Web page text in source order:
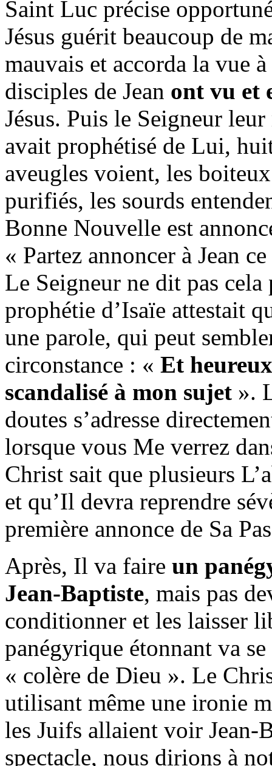
Saint Luc précise
Jésus guérit beaucoup de
mauvais et accorda la vue
disciples de Jean ont vu et
Jésus. Puis le Seigneur
avait prophétisé de Lui,
aveugles voient, les
purifiés, les sourds
Bonne Nouvelle est
« Partez annoncer à Jean
Le Seigneur ne dit pas
prophétie d’Isaïe attestait
une parole, qui peut
circonstance : « Et
scandalisé à mon sujet ».
doutes s’adresse
lorsque vous Me verrez
Christ sait que plusieurs
et qu’Il devra reprendre
première annonce de Sa
Après, Il va faire un
Jean-Baptiste, mais pas
conditionner et les laisser
panégyrique étonnant va
« colère de Dieu ». Le
utilisant même une ironie
les Juifs allaient voir Jean-
spectacle, nous dirions à